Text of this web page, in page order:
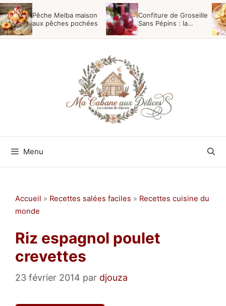
Aller
au
contenu
Pêche Melba maison
aux pêches pochées
Confiture de Groseille
Sans Pépins : la
Menu
Accueil » Recettes salées faciles » Recettes cuisine du
monde
Riz espagnol poulet
crevettes
23 février 2014 par djouza